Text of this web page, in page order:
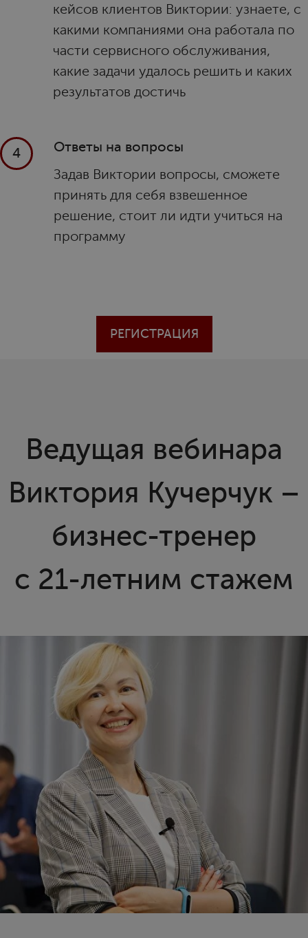
кейсов клиентов Виктории: узнаете, с
какими компаниями она работала по
части сервисного обслуживания,
какие задачи удалось решить и каких
результатов достичь
4
Ответы на вопросы
Задав Виктории вопросы, сможете
принять для себя взвешенное
решение, стоит ли идти учиться на
программу
РЕГИСТРАЦИЯ
Ведущая вебинара
Виктория Кучерчук –
бизнес-тренер
с 21-летним стажем